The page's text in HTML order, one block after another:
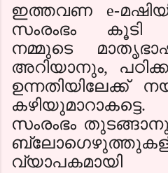
ഇത്തവണ e-
സംരംഭം കൂടി
നമ്മുടെ
അറിയാനും,
ഉന്നതിയിലേക്ക്
സംരംഭം